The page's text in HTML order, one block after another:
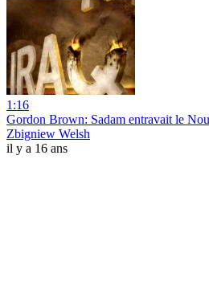
1:16
Gordon Brown: Sadam entravait le
Zbigniew Welsh
il y a 16 ans